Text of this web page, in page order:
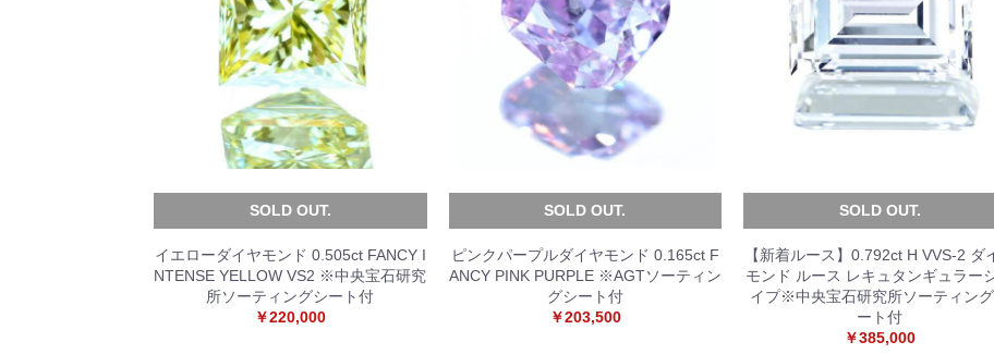
SOLD OUT.
イエローダイヤモンド 0.505ct FANCY I
NTENSE YELLOW VS2 ※中央宝石研究
所ソーティングシート付
￥220,000
SOLD OUT.
ピンクパープルダイヤモンド 0.165ct F
ANCY PINK PURPLE ※AGTソーティン
グシート付
￥203,500
SOLD OUT.
【新着ルース】0.792ct H VVS-2 ダ
モンド ルース レキュタンギュラー
イプ※中央宝石研究所ソーティン
ート付
￥385,000